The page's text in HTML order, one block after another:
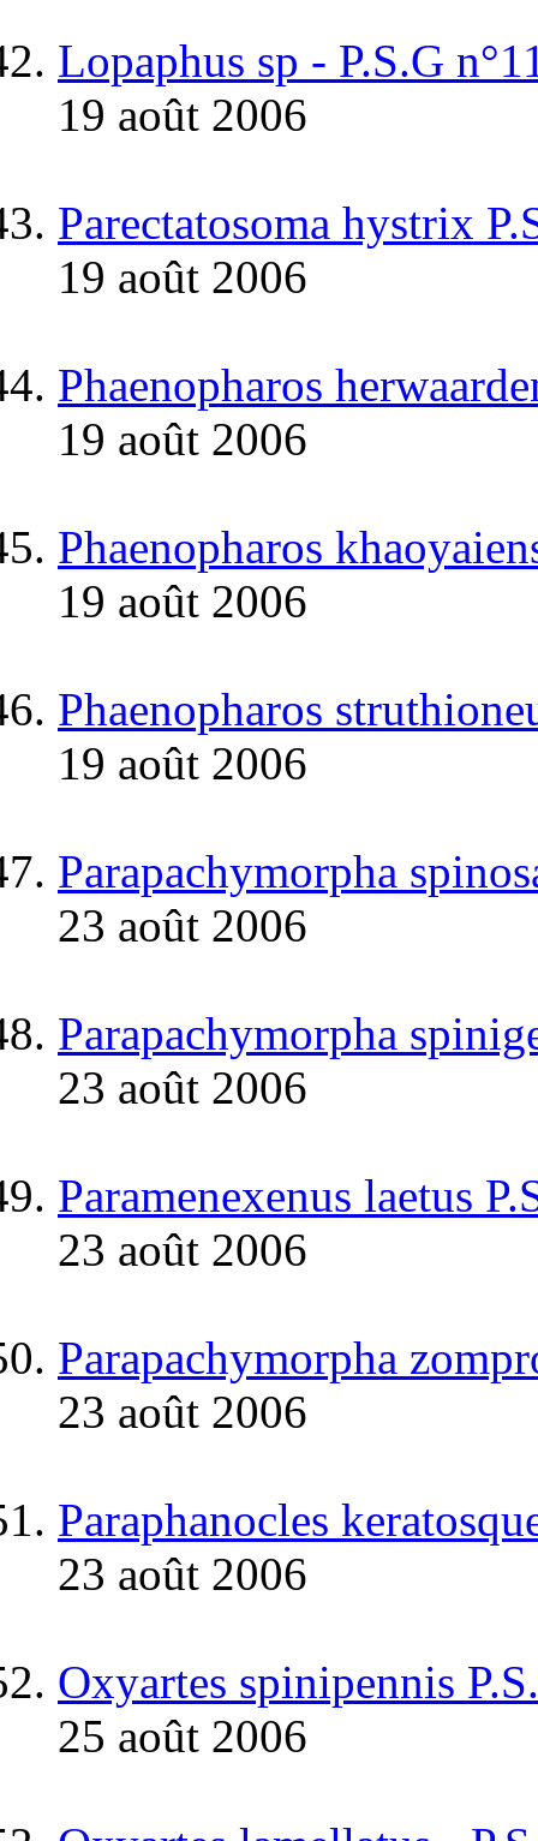
Lopaphus sp - P.S.G
19 août 2006
Parectatosoma hystrix
19 août 2006
Phaenopharos
19 août 2006
Phaenopharos
19 août 2006
Phaenopharos
19 août 2006
Parapachymorpha
23 août 2006
Parapachymorpha
23 août 2006
Paramenexenus laetus
23 août 2006
Parapachymorpha
23 août 2006
Paraphanocles
23 août 2006
Oxyartes spinipennis
25 août 2006